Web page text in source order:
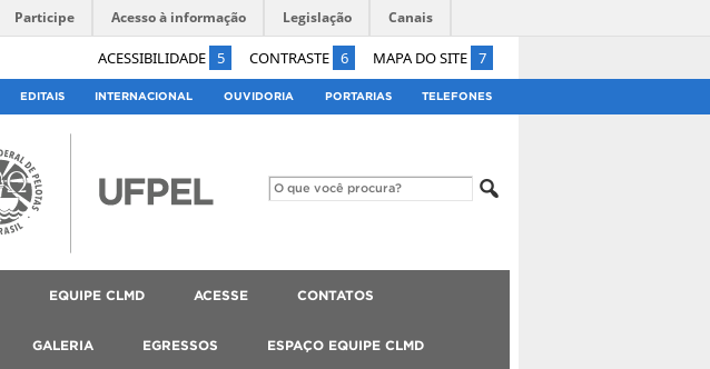
ACESSIBILIDADE 5 CONTRASTE 6 MAPA DO SITE 7
Participe Acesso à informação Legislação Canais
EDITAIS INTERNACIONAL OUVIDORIA PORTARIAS TELEFONES
EQUIPE CLMD ACESSE CONTATOS
GALERIA EGRESSOS ESPAÇO EQUIPE CLMD